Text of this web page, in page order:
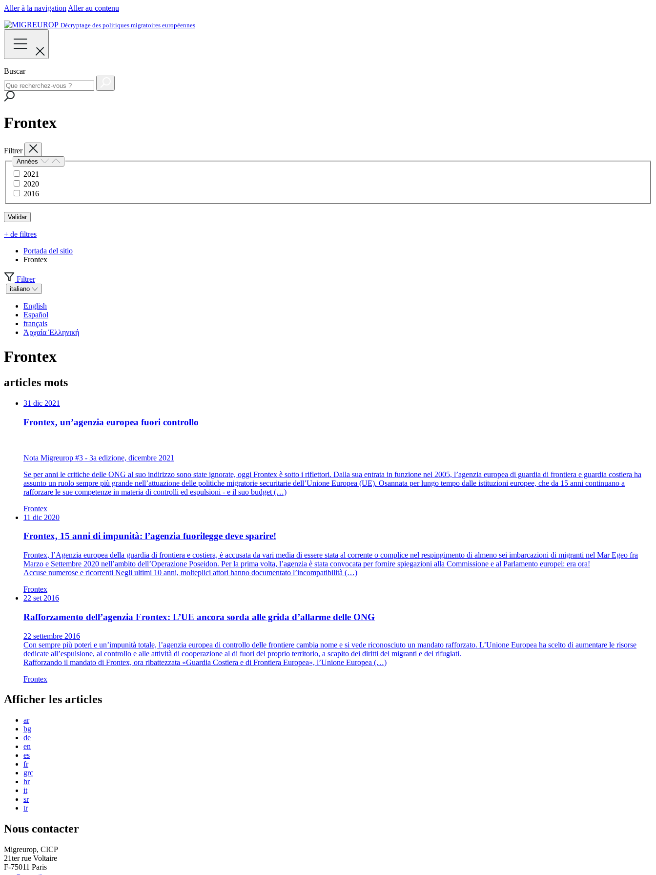
Aller à la navigation Aller au contenu
Décryptage des politiques migratoires européennes
Buscar
Frontex
Filtrer
Années
2021
2020
2016
+ de filtres
Portada del sitio
Frontex
Filtrer
italiano
English
Español
français
Ἀρχαία Ἑλληνική
Frontex
articles mots
31 dic 2021
Frontex, un’agenzia europea fuori controllo
Nota Migreurop #3 - 3a edizione, dicembre 2021
Se per anni le critiche delle ONG al suo indirizzo sono state ignorate, oggi Frontex è sotto i riflettori. Dalla sua entrata in funzione nel 2005, l’agenzia europea di guardia di frontiera e guardia costiera ha
assunto un ruolo sempre più grande nell’attuazione delle politiche migratorie securitarie dell’Unione Europea (UE). Osannata per lungo tempo dalle istituzioni europee, che da 15 anni continuano a
rafforzare le sue competenze in materia di controlli ed espulsioni - e il suo budget (…)
Frontex
11 dic 2020
Frontex, 15 anni di impunità: l’agenzia fuorilegge deve sparire!
Frontex, l’Agenzia europea della guardia di frontiera e costiera, è accusata da vari media di essere stata al corrente o complice nel respingimento di almeno sei imbarcazioni di migranti nel Mar Egeo fra
Marzo e Settembre 2020 nell’ambito dell’Operazione Poseidon. Per la prima volta, l’agenzia è stata convocata per fornire spiegazioni alla Commissione e al Parlamento europei: era ora!
Accuse numerose e ricorrenti Negli ultimi 10 anni, molteplici attori hanno documentato l’incompatibilità (…)
Frontex
22 set 2016
Rafforzamento dell’agenzia Frontex: L’UE ancora sorda alle grida d’allarme delle ONG
22 settembre 2016
Con sempre più poteri e un’impunità totale, l’agenzia europea di controllo delle frontiere cambia nome e si vede riconosciuto un mandato rafforzato. L’Unione Europea ha scelto di aumentare le risorse
dedicate all’espulsione, al controllo e alle attività di cooperazione al di fuori del proprio territorio, a scapito dei diritti dei migranti e dei rifugiati.
Rafforzando il mandato di Frontex, ora ribattezzata «Guardia Costiera e di Frontiera Europea», l’Unione Europea (…)
Frontex
Afficher les articles
ar
bg
de
en
es
fr
grc
hr
it
sr
tr
Nous contacter
Migreurop, CICP
21ter rue Voltaire
F-75011 Paris